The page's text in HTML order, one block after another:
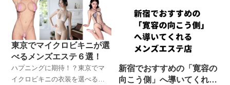
東京でマイクロビキニが選
べるメンズエステ６選！
ハプニングに期待！？東京でマ
イクロビキニの衣装を選べるメ
新宿でおすすめの「寛容の
向こう側」へ導いてくれる